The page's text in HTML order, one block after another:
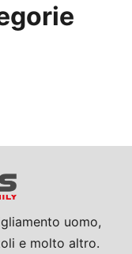
h
uomo,
e molto altro.